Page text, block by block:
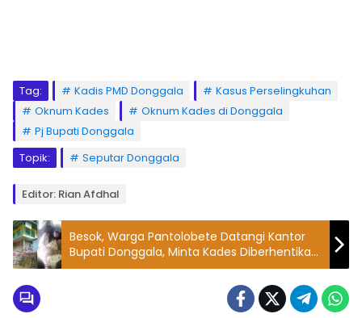
Tag: Kadis PMD Donggala
Kasus Perselingkuhan
Oknum Kades
Oknum Kades di Donggala
Pj Bupati Donggala
Topik:
Seputar Donggala
Editor: Rian Afdhal
Besok, Warga Pantolobete Datangi Kantor
Bupati Donggala, Minta Kades Diberhentikan
Buntut Kasus Perselingkuhan dengan Ketua